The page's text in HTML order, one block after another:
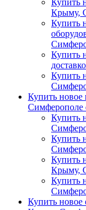
Купить
Крыму,
Купить
Купить
Купить
Купить новое
Симферополе
Купить
Купить
Купить
Крыму,
Купить
Купить новое